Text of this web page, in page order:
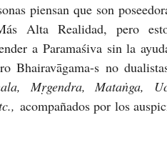
piensan que son
Alta Realidad, pero
a Paramaśiva sin la
Bhairavāgama-s no
Mṛgendra, Mataṅga,
acompañados por los